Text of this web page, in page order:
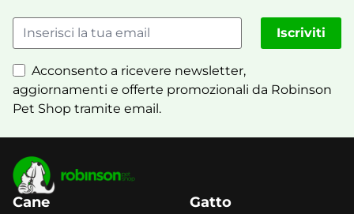
Acconsento a ricevere newsletter,
aggiornamenti e offerte promozionali da Robinson
Pet Shop tramite email.
Iscriviti
Cane
Gatto